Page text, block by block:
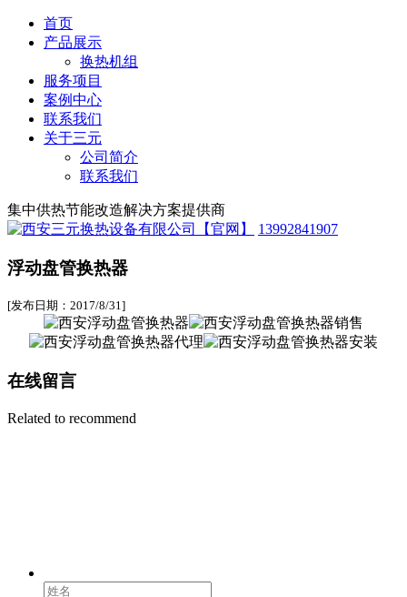
首页
产品展示
换热机组
服务项目
案例中心
联系我们
关于三元
公司简介
联系我们
集中供热节能改造解决方案提供商
13992841907
浮动盘管换热器
[发布日期：2017/8/31]
在线留言
Related to recommend